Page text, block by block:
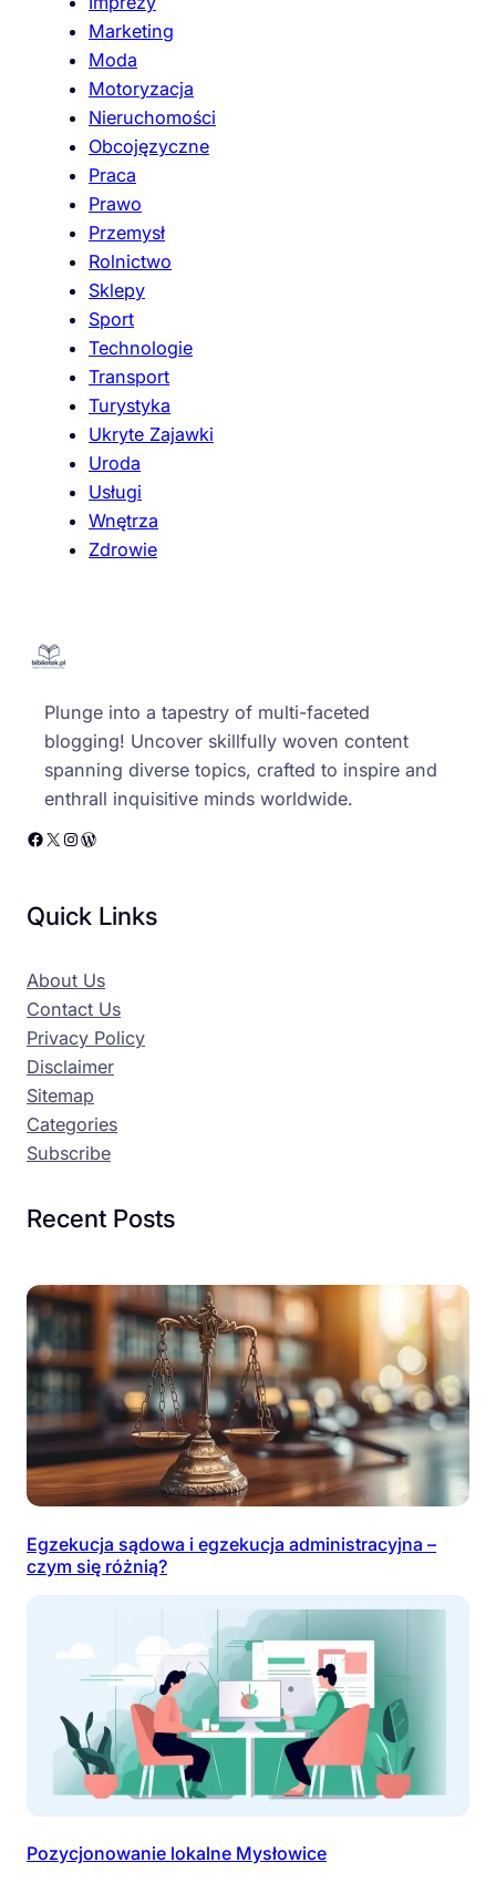
Marketing
Moda
Motoryzacja
Nieruchomości
Obcojęzyczne
Praca
Prawo
Przemysł
Rolnictwo
Sklepy
Sport
Technologie
Transport
Turystyka
Ukryte Zajawki
Uroda
Usługi
Wnętrza
Zdrowie
Plunge into a tapestry of multi-faceted
blogging! Uncover skillfully woven content
spanning diverse topics, crafted to inspire and
enthrall inquisitive minds worldwide.
Facebook X Instagram WordPress
Quick Links
About Us
Contact Us
Privacy Policy
Disclaimer
Sitemap
Categories
Subscribe
Recent Posts
Egzekucja sądowa i egzekucja administracyjna –
czym się różnią?
Pozycjonowanie lokalne Mysłowice